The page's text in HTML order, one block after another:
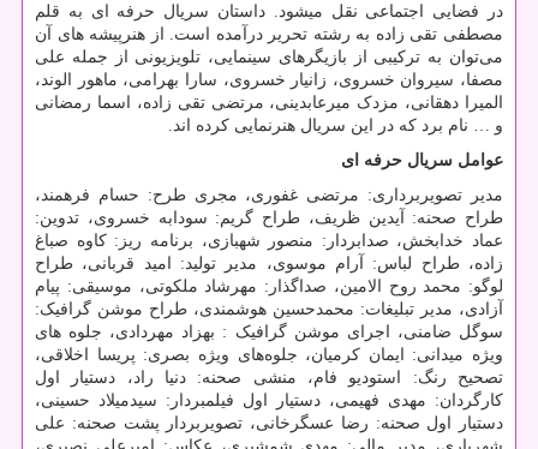
در فضایی اجتماعی نقل میشود. داستان سریال حرفه ای به قلم
مصطفی تقی زاده به رشته تحریر درآمده است. از هنرپیشه های آن
می‌توان به ترکیبی از بازیگرهای سینمایی، تلویزیونی از جمله علی
مصفا، سیروان خسروی، زانیار خسروی، سارا بهرامی، ماهور الوند،
المیرا دهقانی، مزدک میرعابدینی، مرتضی تقی زاده، اسما رمضانی
و … نام برد که در این سریال هنرنمایی کرده اند.
عوامل سریال حرفه ای
مدیر تصویربرداری: مرتضی غفوری، مجری طرح: حسام فرهمند،
طراح صحنه: آیدین ظریف، طراح گریم: سودابه خسروی، تدوین:
عماد خدابخش، صدابردار: منصور شهبازی، برنامه ریز: کاوه صباغ
زاده، طراح لباس: آرام موسوی، مدیر تولید: امید قربانی، طراح
لوگو: محمد روح الامین، صداگذار: مهرشاد ملکوتی، موسیقی: پیام
آزادی، مدیر تبلیغات: محمدحسین هوشمندی، طراح موشن گرافیک:
سوگل ضامنی، اجرای موشن گرافیک : بهزاد مهردادی، جلوه های
ویژه میدانی: ایمان کرمیان، جلوه‌های ویژه بصری: پریسا اخلاقی،
تصحیح رنگ: استودیو فام، منشی صحنه: دنیا راد، دستیار اول
کارگردان: مهدی فهیمی، دستیار اول فیلمبردار: سیدمیلاد حسینی،
دستیار اول صحنه: رضا عسگرخانی، تصویربردار پشت صحنه: علی